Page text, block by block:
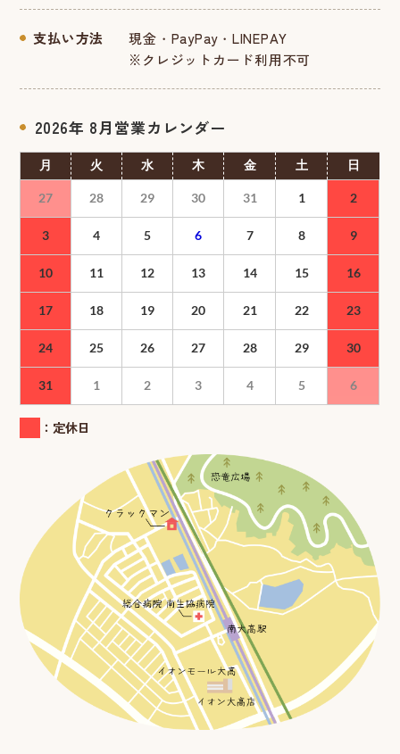
支払い方法
現金・PayPay・LINEPAY
※クレジットカード利用不可
2026年 8月
月 火 水 木 金 土 日
27 28 29 30 31 1 2
3 4 5 6 7 8 9
10 11 12 13 14 15 16
17 18 19 20 21 22 23
24 25 26 27 28 29 30
31 1 2 3 4 5 6
：定休日